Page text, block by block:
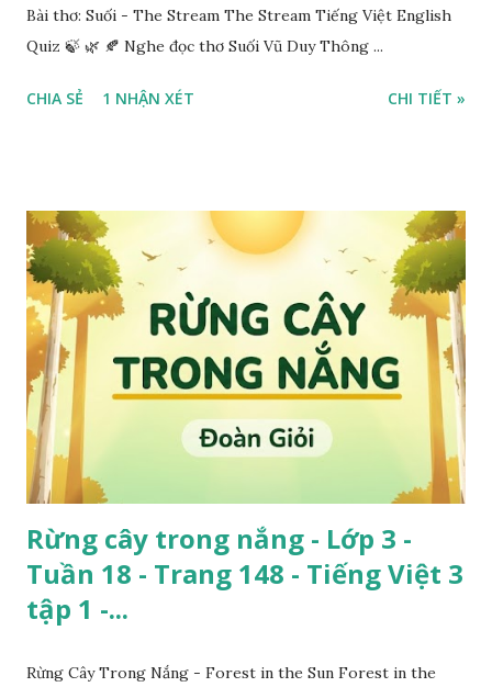
Bài thơ: Suối - The Stream The Stream Tiếng Việt English
Quiz 🍃 🌿 🍂 Nghe đọc thơ Suối Vũ Duy Thông ...
CHIA SẺ 1 NHẬN XÉT CHI TIẾT »
Rừng cây trong nắng - Lớp 3 -
Tuần 18 - Trang 148 - Tiếng Việt 3
tập 1 -...
Rừng Cây Trong Nắng - Forest in the Sun Forest in the